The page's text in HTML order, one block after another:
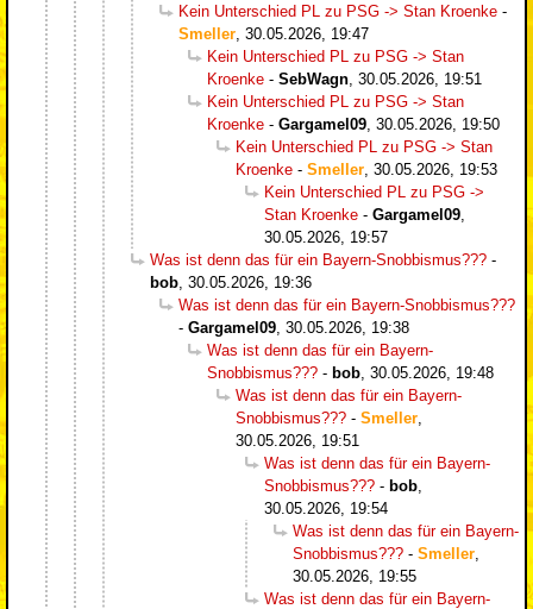
Kein Unterschied PL zu PSG -> Stan Kroenke -
Smeller 30.05.2026, 19:47
Kein Unterschied PL zu PSG -> Stan
Kroenke - SebWagn 30.05.2026, 19:51
Kein Unterschied PL zu PSG -> Stan
Kroenke - Gargamel09 30.05.2026, 19:50
Kein Unterschied PL zu PSG -> Stan
Kroenke - Smeller 30.05.2026, 19:53
Kein Unterschied PL zu PSG ->
Stan Kroenke - Gargamel09
30.05.2026, 19:57
Was ist denn das für ein Bayern-Snobbismus??? -
bob 30.05.2026, 19:36
Was ist denn das für ein Bayern-Snobbismus???
- Gargamel09 30.05.2026, 19:38
Was ist denn das für ein Bayern-
Snobbismus??? - bob 30.05.2026, 19:48
Was ist denn das für ein Bayern-
Snobbismus??? - Smeller
30.05.2026, 19:51
Was ist denn das für ein Bayern-
Snobbismus??? - bob
30.05.2026, 19:54
Was ist denn das für ein Bayern-
Snobbismus??? - Smeller
30.05.2026, 19:55
Was ist denn das für ein Bayern-